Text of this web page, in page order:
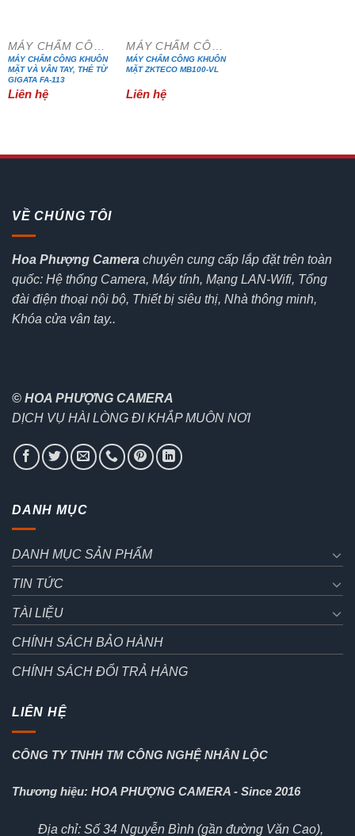
MÁY CHẤM CÔNG KHUÔN
MẶT VÀ VÂN TAY, THẺ TỪ
GIGATA FA-113
Liên hệ
MÁY CHẤM CÔNG KHUÔN
MẶT ZKTECO MB100-VL
Liên hệ
VỀ CHÚNG TÔI
Hoa Phượng Camera chuyên cung cấp lắp đặt trên toàn
quốc: Hệ thống Camera, Máy tính, Mạng LAN-Wifi, Tổng
đài điện thoại nội bộ, Thiết bị siêu thị, Nhà thông minh,
Khóa cửa vân tay..
© HOA PHƯỢNG CAMERA
DỊCH VỤ HÀI LÒNG ĐI KHẮP MUÔN NƠI
DANH MỤC
DANH MỤC SẢN PHẨM
TIN TỨC
TÀI LIỆU
CHÍNH SÁCH BẢO HÀNH
CHÍNH SÁCH ĐỔI TRẢ HÀNG
LIÊN HỆ
CÔNG TY TNHH TM CÔNG NGHỆ NHÂN LỘC
Thương hiệu: HOA PHƯỢNG CAMERA - Since 2016
Địa chỉ: Số 34 Nguyễn Bình (gần đường Văn Cao),